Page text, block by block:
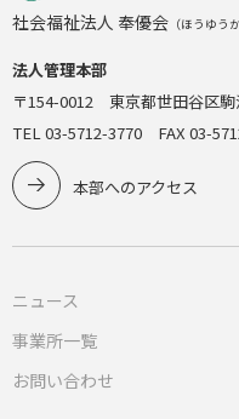
社会福祉法人 奉優会 （ほうゆう
法人管理本部
〒154-0012 東京都世田谷区
TEL 03-5712-3770 FAX 03-
本部へのアクセス
ニュース
事業所一覧
お問い合わせ